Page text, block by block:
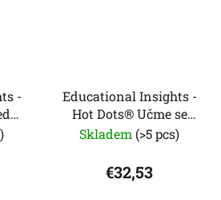
-
Educational Insights -
Hot Dots® Učme se
matematiku 1. třída
Skladem (>5 pcs)
€32,53